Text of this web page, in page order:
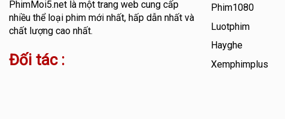
PhimMoi5.netlà một trang web cung cấp
nhiều thể loại phim mới nhất, hấp dẫn nhất và
chất lượng cao nhất.
Đối tác :
Phim1080
Luotphim
Hayghe
Xemphimplus